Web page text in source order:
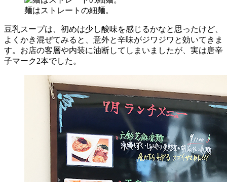
麺はストレートの細麺。
豆乳スープは、初めは少し酸味を感じるかなと思ったけど、
よくかき混ぜてみると、意外と辛味がジワジワと効いてきま
す。お店の客層や内装に油断してしまいましたが、実は唐辛
子マーク2本でした。